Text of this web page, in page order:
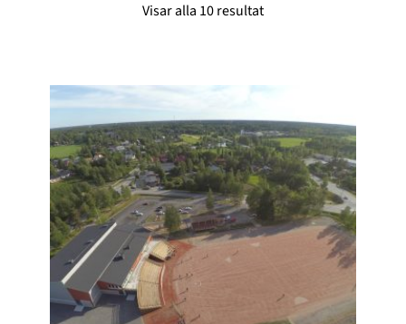
Visar alla 10 resultat